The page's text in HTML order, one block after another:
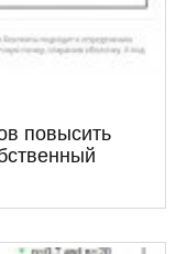
повысить